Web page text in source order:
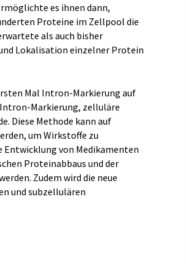
es ihnen dann,
Proteine im Zellpool die
als auch bisher
Lokalisation einzelner Protein
Mal Intron-Markierung auf
Markierung, zelluläre
Diese Methode kann auf
um Wirkstoffe zu
Entwicklung von Medikamenten
Proteinabbaus und der
Zudem wird die neue
und subzellulären